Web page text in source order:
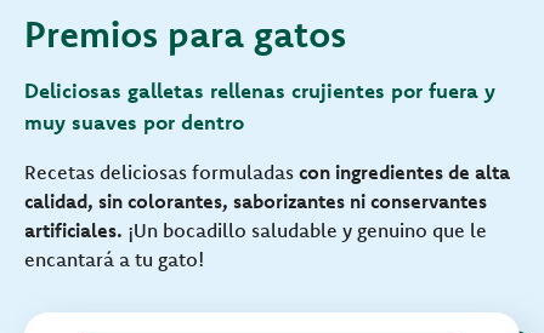
Premios para gatos
Deliciosas galletas rellenas crujientes por fuera y
muy suaves por dentro
Recetas deliciosas formuladas con ingredientes de alta
calidad, sin colorantes, saborizantes ni conservantes
artificiales. ¡Un bocadillo saludable y genuino que le
encantará a tu gato!